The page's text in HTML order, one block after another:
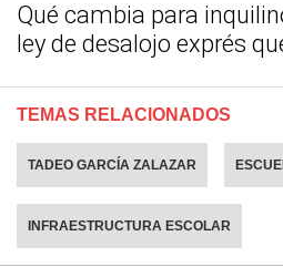
Qué cambia para
ley de desalojo exprés
TEMAS RELACIONADOS
TADEO GARCÍA ZALAZAR
INFRAESTRUCTURA ESCOLAR